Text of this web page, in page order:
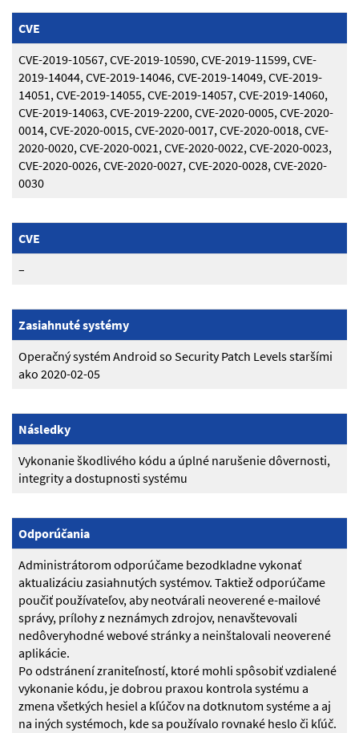
CVE
CVE-2019-10567, CVE-2019-10590, CVE-2019-11599, CVE-
2019-14044, CVE-2019-14046, CVE-2019-14049, CVE-2019-
14051, CVE-2019-14055, CVE-2019-14057, CVE-2019-14060,
CVE-2019-14063, CVE-2019-2200, CVE-2020-0005, CVE-2020-
0014, CVE-2020-0015, CVE-2020-0017, CVE-2020-0018, CVE-
2020-0020, CVE-2020-0021, CVE-2020-0022, CVE-2020-0023,
CVE-2020-0026, CVE-2020-0027, CVE-2020-0028, CVE-2020-
0030
CVE
–
Zasiahnuté systémy
Operačný systém Android so Security Patch Levels staršími
ako 2020-02-05
Následky
Vykonanie škodlivého kódu a úplné narušenie dôvernosti,
integrity a dostupnosti systému
Odporúčania
Administrátorom odporúčame bezodkladne vykonať
aktualizáciu zasiahnutých systémov. Taktiež odporúčame
poučiť používateľov, aby neotvárali neoverené e-mailové
správy, prílohy z neznámych zdrojov, nenavštevovali
nedôveryhodné webové stránky a neinštalovali neoverené
aplikácie.
Po odstránení zraniteľností, ktoré mohli spôsobiť vzdialené
vykonanie kódu, je dobrou praxou kontrola systému a
zmena všetkých hesiel a kľúčov na dotknutom systéme a aj
na iných systémoch, kde sa používalo rovnaké heslo či kľúč.